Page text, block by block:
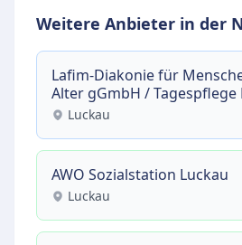
Weitere Anbieter in der
Lafim-Diakonie für
Alter gGmbH / Tagespflege
Luckau
AWO Sozialstation Luckau
Luckau